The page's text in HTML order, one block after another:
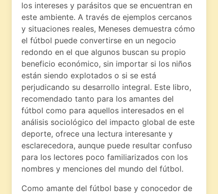
los intereses y parásitos que se encuentran en
este ambiente. A través de ejemplos cercanos
y situaciones reales, Meneses demuestra cómo
el fútbol puede convertirse en un negocio
redondo en el que algunos buscan su propio
beneficio económico, sin importar si los niños
están siendo explotados o si se está
perjudicando su desarrollo integral. Este libro,
recomendado tanto para los amantes del
fútbol como para aquellos interesados en el
análisis sociológico del impacto global de este
deporte, ofrece una lectura interesante y
esclarecedora, aunque puede resultar confuso
para los lectores poco familiarizados con los
nombres y menciones del mundo del fútbol.
Como amante del fútbol base y conocedor de